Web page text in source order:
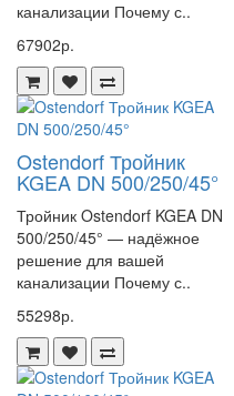
канализации Почему с..
67902р.
Ostendorf Тройник
KGEA DN 500/250/45°
Тройник Ostendorf KGEA DN
500/250/45° — надёжное
решение для вашей
канализации Почему с..
55298р.